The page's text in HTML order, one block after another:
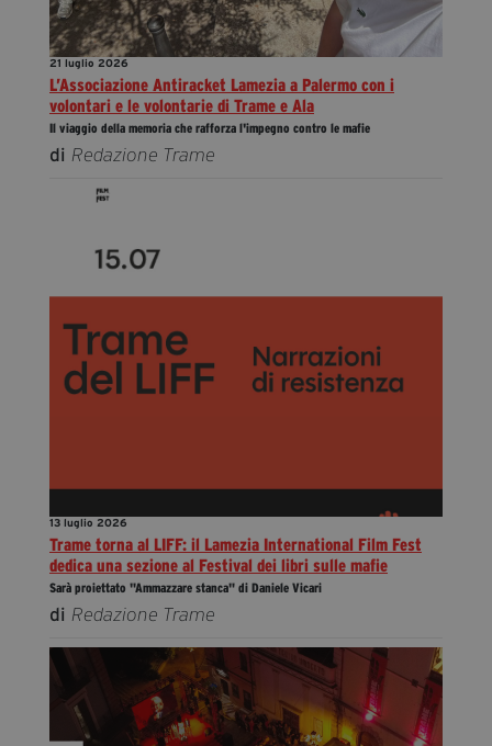
21 luglio 2026
L’Associazione Antiracket Lamezia a Palermo con i
volontari e le volontarie di Trame e Ala
Il viaggio della memoria che rafforza l'impegno contro le mafie
di Redazione Trame
13 luglio 2026
Trame torna al LIFF: il Lamezia International Film Fest
dedica una sezione al Festival dei libri sulle mafie
Sarà proiettato "Ammazzare stanca" di Daniele Vicari
di Redazione Trame